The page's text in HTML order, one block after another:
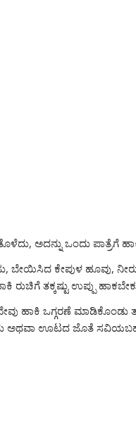
ಅದನ್ನು ಒಂದು ಪಾತ್ರೆಗೆ
ಕೇಪುಳ ಹೂವು, ನೀರು
ತಕ್ಕಷ್ಟು ಉಪ್ಪು
ಹಾಕಿ ಒಗ್ಗರಣೆ
ಅಥವಾ ಊಟದ ಜೊತೆ